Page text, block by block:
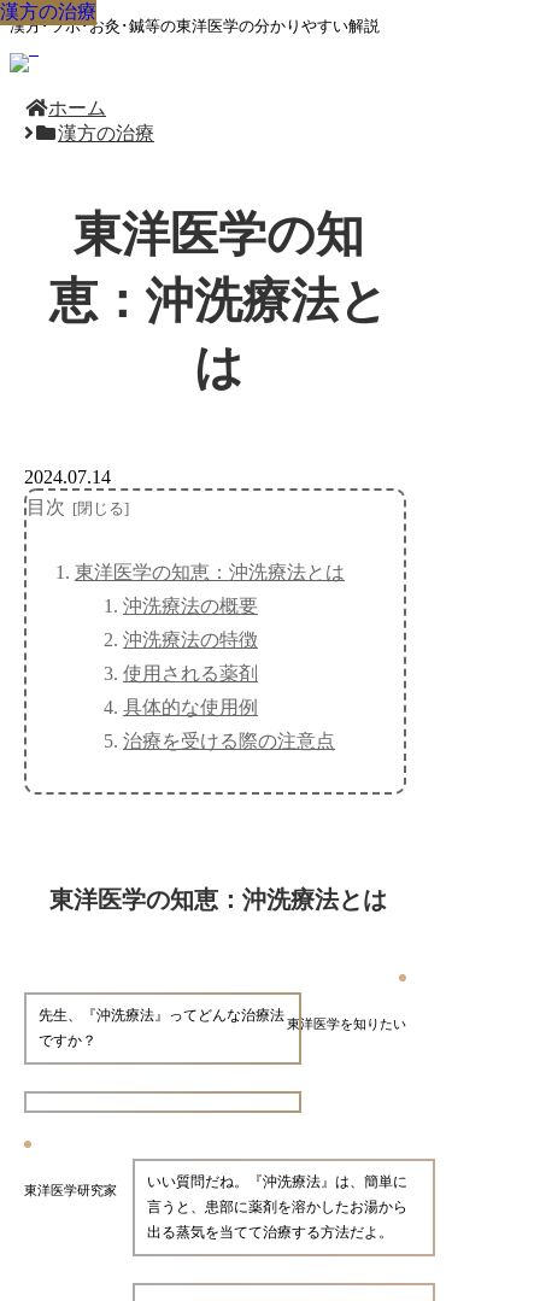
漢方･ツボ･お灸･鍼等の東洋医学の分かりやすい解説
ホーム
漢方の治療
東洋医学の知
恵：沖洗療法と
は
漢方の治療
2024.07.14
目次
東洋医学の知恵：沖洗療法とは
沖洗療法の概要
沖洗療法の特徴
使用される薬剤
具体的な使用例
治療を受ける際の注意点
東洋医学の知恵：沖洗療法とは
東洋医学を知りたい
先生、『沖洗療法』ってどんな治療法
ですか？
東洋医学研究家
いい質問だね。『沖洗療法』は、簡単に
言うと、患部に薬剤を溶かしたお湯から
出る蒸気を当てて治療する方法だよ。
漢方の治療
漢方の治療
漢方の治療
漢方の治療
漢方の治療
漢方の治療
漢方の治療
漢方の治療